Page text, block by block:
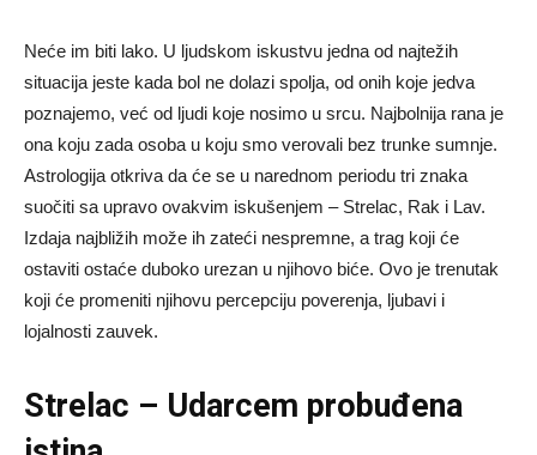
Neće im biti lako. U ljudskom iskustvu jedna od najtežih
situacija jeste kada bol ne dolazi spolja, od onih koje jedva
poznajemo, već od ljudi koje nosimo u srcu. Najbolnija rana je
ona koju zada osoba u koju smo verovali bez trunke sumnje.
Astrologija otkriva da će se u narednom periodu tri znaka
suočiti sa upravo ovakvim iskušenjem – Strelac, Rak i Lav.
Izdaja najbližih može ih zateći nespremne, a trag koji će
ostaviti ostaće duboko urezan u njihovo biće. Ovo je trenutak
koji će promeniti njihovu percepciju poverenja, ljubavi i
lojalnosti zauvek.
Strelac – Udarcem probuđena